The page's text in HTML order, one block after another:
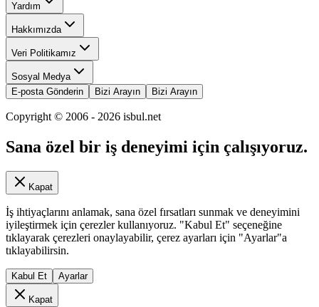
Yardım
Hakkımızda
Veri Politikamız
Sosyal Medya
E-posta Gönderin
Bizi Arayın Bizi Arayın
Copyright © 2006 - 2026 isbul.net
Sana özel bir iş deneyimi için çalışıyoruz.
Kapat
İş ihtiyaçlarını anlamak, sana özel fırsatları sunmak ve deneyimini
iyileştirmek için çerezler kullanıyoruz. "Kabul Et" seçeneğine
tıklayarak çerezleri onaylayabilir, çerez ayarları için "Ayarlar"a
tıklayabilirsin.
Kabul Et Ayarlar
Kapat